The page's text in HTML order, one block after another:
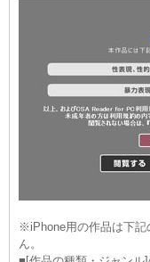
※iPhone用の作品は下記
ん。